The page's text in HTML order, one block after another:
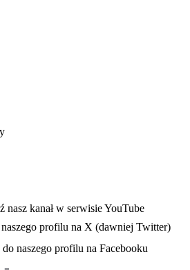
nowej karcie
się w nowej karcie
nasz kanał w serwisie YouTube
karcie profilu na X (dawniej Twitter)
się w nowej karcie
do naszego profilu na Facebooku